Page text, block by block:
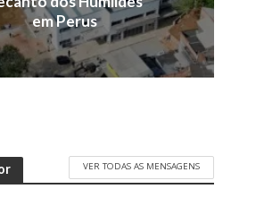
em Perus
VER TODAS AS MENSAGENS